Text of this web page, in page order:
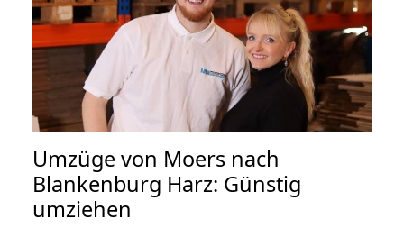
Umzüge von Moers nach
Blankenburg Harz: Günstig
umziehen